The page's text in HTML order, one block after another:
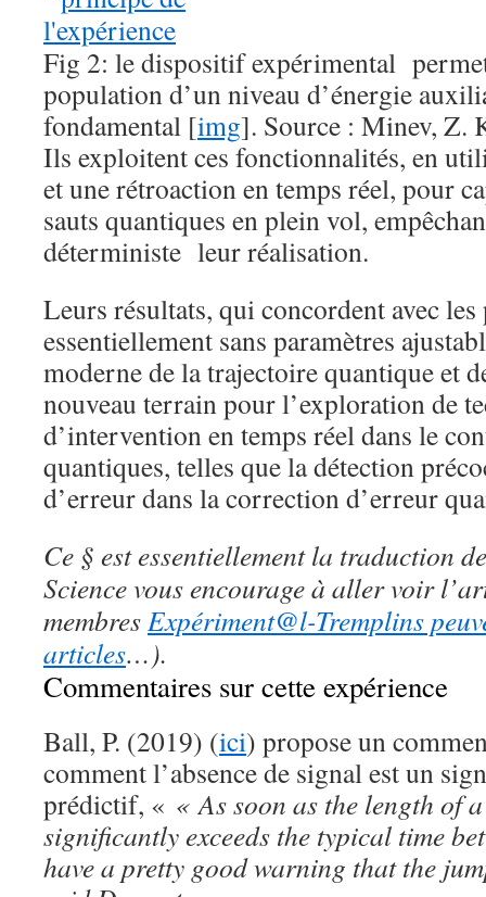
Fig 2: le dispositif expérimental
population d’un niveau d’énergie
fondamental [img]. Source : Minev, Z.
Ils exploitent ces fonctionnalités, en
et une rétroaction en temps réel, pour
sauts quantiques en plein vol,
déterministe leur réalisation.
Leurs résultats, qui concordent avec
essentiellement sans paramètres
moderne de la trajectoire quantique et
nouveau terrain pour l’exploration de
d’intervention en temps réel dans le
quantiques, telles que la détection
d’erreur dans la correction d’erreur
Ce § est essentiellement la traduction
Science vous encourage à aller voir
membresExpériment@l-Tremplins
articles…).
Commentaires sur cette expérience
Ball, P. (2019) (ici) propose un
comment l’absence de signal est un
prédictif, « « As soon as the length of
significantly exceeds the typical time
have a pretty good warning that the